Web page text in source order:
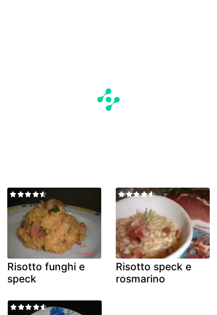
Risotto funghi e
speck
Risotto speck e
rosmarino